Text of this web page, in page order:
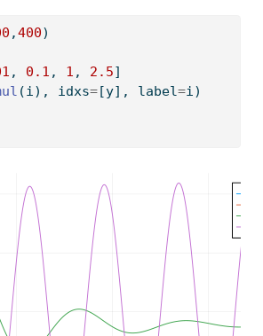
,400)
, 0.1 , 1 , 2.5]
(i), idxs=[y], label=i)